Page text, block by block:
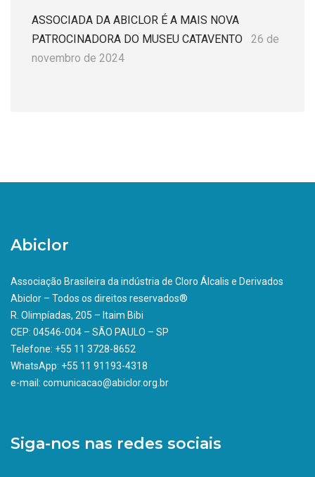
ASSOCIADA DA ABICLOR É A MAIS NOVA
PATROCINADORA DO MUSEU CATAVENTO
26 de
novembro de 2024
Abiclor
Associação Brasileira da indústria de Cloro Álcalis e Derivados
Abiclor – Todos os direitos reservados®
R. Olimpíadas, 205 – Itaim Bibi
CEP: 04546-004 – SÃO PAULO – SP
Telefone: +55 11 3728-8652
WhatsApp: +55 11 91193-4318
e-mail: comunicacao@abiclor.org.br
Siga-nos nas redes sociais